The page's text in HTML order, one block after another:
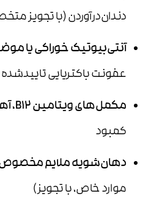
دندان‌درآوردن (با تجویز
آنتی‌بیوتیک خوراکی یا
عفونت باکتریایی تاییدشده
مکمل‌های ویتامین
،
کمبود
دهان‌شویه ملایم مخصوص
موارد خاص، با تجویز)